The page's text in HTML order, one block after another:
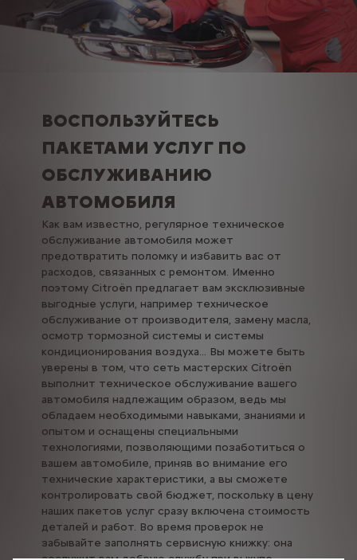
ВОСПОЛЬЗУЙТЕСЬ
ПАКЕТАМИ УСЛУГ ПО
ОБСЛУЖИВАНИЮ
АВТОМОБИЛЯ
Как вам известно, регулярное техническое
обслуживание автомобиля может
предотвратить поломку и избавить вас от
расходов, связанных с ремонтом. Именно
поэтому Citroën предлагает вам эксклюзивные
выгодные услуги, например техническое
обслуживание от производителя, замену масла,
осмотр тормозной системы и системы
кондиционирования воздуха... Вы можете быть
уверены в том, что сеть мастерских Citroën
выполнит техническое обслуживание вашего
автомобиля надлежащим образом, ведь мы
обладаем необходимыми навыками, знаниями и
опытом и оснащены специальными
технологиями, позволяющими позаботиться о
вашем автомобиле, приняв во внимание его
технические характеристики, а вы сможете
контролировать свой бюджет, поскольку в цену
наших пакетов услуг сразу включена стоимость
деталей и работ. Во время проверок не
забывайте заполнять сервисную книжку: она